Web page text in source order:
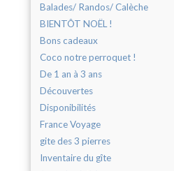
Balades/ Randos/ Calèche
BIENTÔT NOËL !
Bons cadeaux
Coco notre perroquet !
De 1 an à 3 ans
Découvertes
Disponibilités
France Voyage
gite des 3 pierres
Inventaire du gîte